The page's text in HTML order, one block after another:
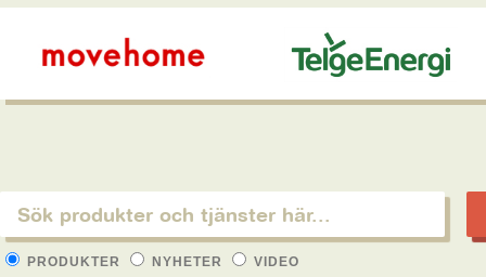
PRODUKTER NYHETER VIDEO